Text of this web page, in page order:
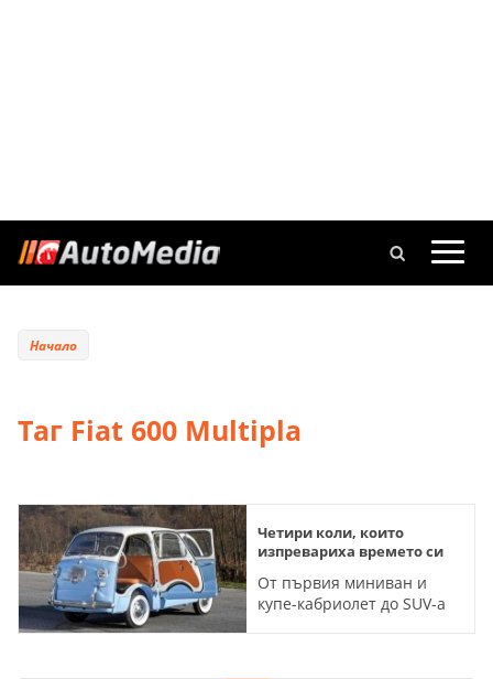
Начало
Таг Fiat 600 Multipla
Четири коли, които
изпревариха времето си
От първия миниван и
купе-кабриолет до SUV-а